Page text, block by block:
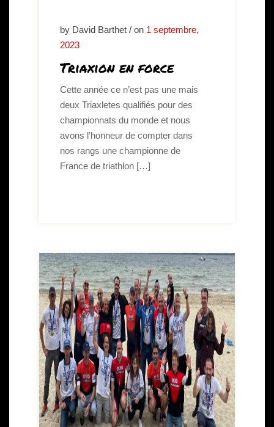
by David Barthet / on 1 septembre,
2023
Triaxion en force
Cette année ce n’est pas une mais
deux Triaxletes qualifiés pour des
championnats du monde et nous
avons l’honneur de compter dans
nos rangs une championne de
France de triathlon […]